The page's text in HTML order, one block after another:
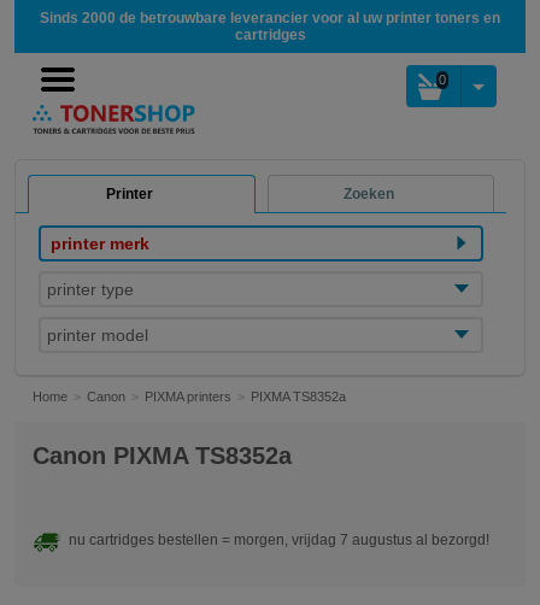
Sinds 2000 de betrouwbare leverancier voor al uw printer toners en
cartridges
0
Printer Zoeken
printer merk
printer type
printer model
Home Canon PIXMA printers PIXMA TS8352a
Canon PIXMA TS8352a
nu cartridges bestellen = morgen, vrijdag 7 augustus al bezorgd!